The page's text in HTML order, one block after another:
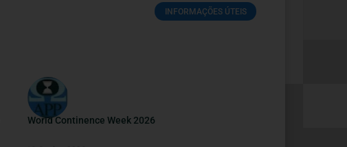
INFORMAÇÕES ÚTEIS
World Continence Week 2026